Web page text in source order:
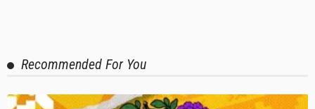
Recommended For You